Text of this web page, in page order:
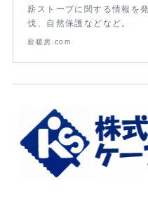
薪ストーブに関する情報を
伐、自然保護などなど。
薪暖房.com